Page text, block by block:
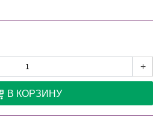
+
В КОРЗИНУ